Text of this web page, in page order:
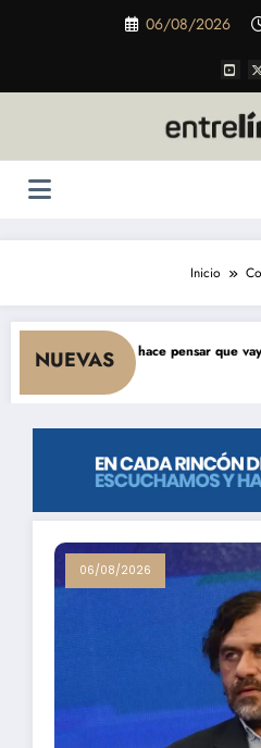
06/08/2026
Inicio
NUEVAS
y nada hace pensar que vaya a
06/08/2026